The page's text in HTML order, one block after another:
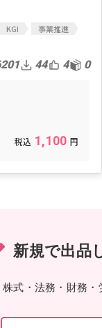
KGI
事業推進
44 4 0
1,100
新規で出品
式・法務・財務